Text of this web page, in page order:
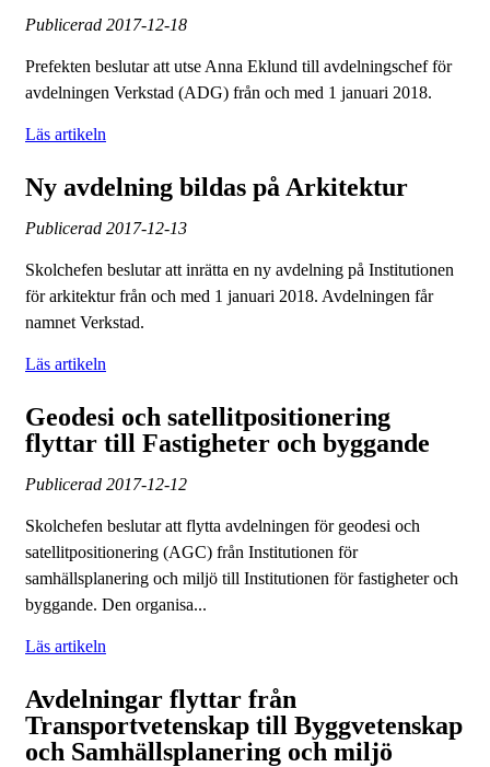
Publicerad 2017-12-18
Prefekten beslutar att utse Anna Eklund till avdelningschef för
avdelningen Verkstad (ADG) från och med 1 januari 2018.
Läs artikeln
Ny avdelning bildas på Arkitektur
Publicerad 2017-12-13
Skolchefen beslutar att inrätta en ny avdelning på Institutionen
för arkitektur från och med 1 januari 2018. Avdelningen får
namnet Verkstad.
Läs artikeln
Geodesi och satellitpositionering
flyttar till Fastigheter och byggande
Publicerad 2017-12-12
Skolchefen beslutar att flytta avdelningen för geodesi och
satellitpositionering (AGC) från Institutionen för
samhällsplanering och miljö till Institutionen för fastigheter och
byggande. Den organisa...
Läs artikeln
Avdelningar flyttar från
Transportvetenskap till Byggvetenskap
och Samhällsplanering och miljö